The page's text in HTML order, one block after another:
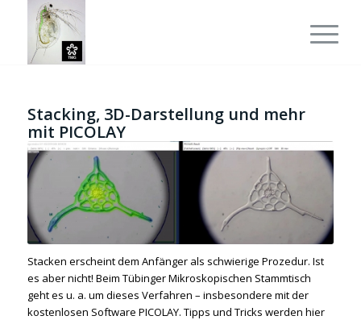
Stacking, 3D-Darstellung und mehr
mit PICOLAY
Stacken erscheint dem Anfänger als schwierige Prozedur. Ist
es aber nicht! Beim Tübinger Mikroskopischen Stammtisch
geht es u. a. um dieses Verfahren – insbesondere mit der
kostenlosen Software PICOLAY. Tipps und Tricks werden hier